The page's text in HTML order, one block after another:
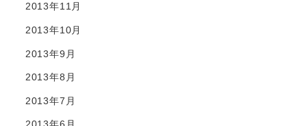
2013年11月
2013年10月
2013年9月
2013年8月
2013年7月